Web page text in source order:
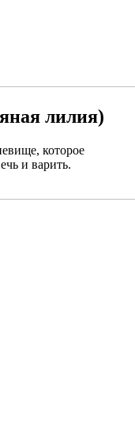
лилия)
которое
и варить.